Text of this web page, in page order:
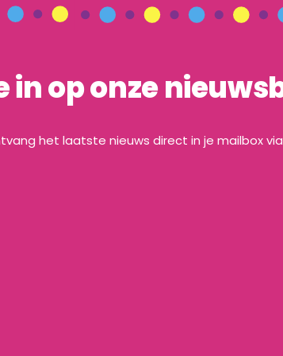
in op onze
het laatste nieuws direct in je mailbox